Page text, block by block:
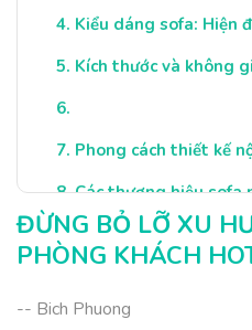
Kiểu dáng sofa: Hiện
Kích thước và không
Phong cách thiết kế
Các thương hiệu sofa
Cách bảo quản sofa
Kết luận: Lựa chọn
ĐỪNG BỎ LỠ XU
PHÒNG KHÁCH
-- Bich Phuong